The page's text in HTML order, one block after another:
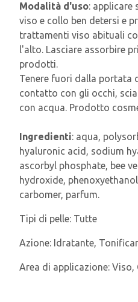
Modalità d'uso: applicare
viso e collo ben detersi e
trattamenti viso abituali
l'alto. Lasciare assorbire
prodotti.
Tenere fuori dalla portata
contatto con gli occhi,
con acqua. Prodotto
Ingredienti: aqua,
hyaluronic acid, sodium
ascorbyl phosphate, bee
hydroxide,
carbomer, parfum.
Tipi di pelle: Tutte
Azione: Idratante,
Area di applicazione: Viso,